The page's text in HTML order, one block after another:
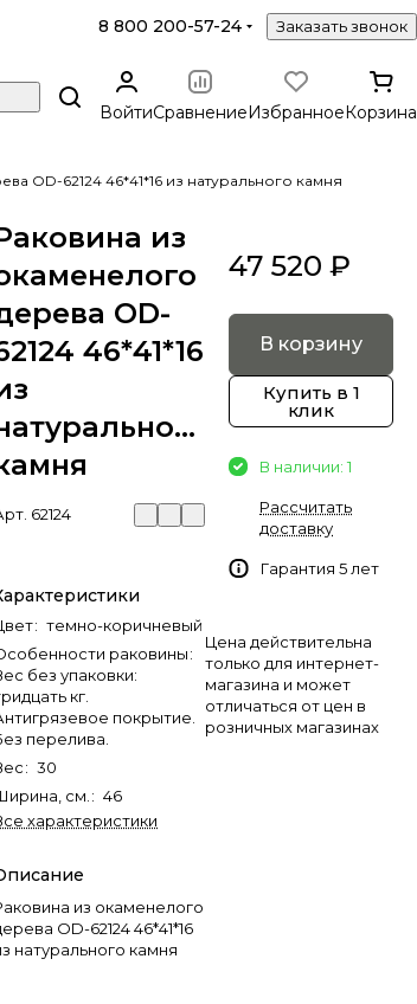
8 800 200-57-24 Заказать звонок
ВойтиСравнениеИзбранноеКорзина
OD-62124 46*41*16 из натурального камня
из
OD-
46*41*16
62124
: темно-коричневый
раковины:
без упаковки:
кг.
покрытие.
перелива.
: 30
см. : 46
характеристики
из окаменелого
OD-62124 46*41*16
натурального камня
47 520 ₽
В корзину
Купить в 1
клик
В наличии: 1
Рассчитать
доставку
Гарантия 5 лет
Цена действительна
только для интернет-
магазина и может
отличаться от цен в
розничных магазинах